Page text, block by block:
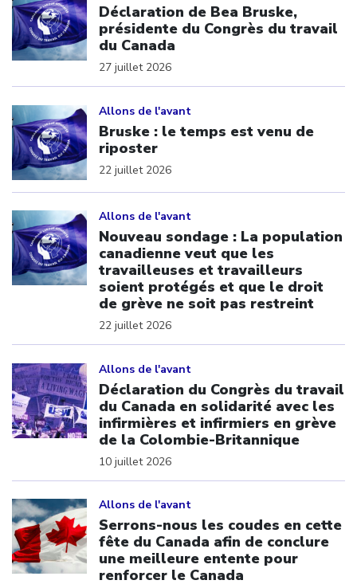
Déclaration de Bea Bruske,
présidente du Congrès du travail
du Canada
27 juillet 2026
Allons de l'avant
Bruske : le temps est venu de
riposter
22 juillet 2026
Allons de l'avant
Nouveau sondage : La population
canadienne veut que les
travailleuses et travailleurs
soient protégés et que le droit
de grève ne soit pas restreint
22 juillet 2026
Allons de l'avant
Déclaration du Congrès du travail
du Canada en solidarité avec les
infirmières et infirmiers en grève
de la Colombie-Britannique
10 juillet 2026
Allons de l'avant
Serrons-nous les coudes en cette
fête du Canada afin de conclure
une meilleure entente pour
renforcer le Canada